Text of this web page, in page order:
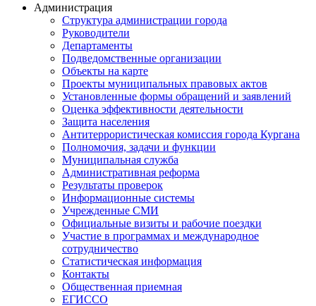
Администрация
Структура администрации города
Руководители
Департаменты
Подведомственные организации
Объекты на карте
Проекты муниципальных правовых актов
Установленные формы обращений и заявлений
Оценка эффективности деятельности
Защита населения
Антитеррористическая комиссия города Кургана
Полномочия, задачи и функции
Муниципальная служба
Административная реформа
Результаты проверок
Информационные системы
Учрежденные СМИ
Официальные визиты и рабочие поездки
Участие в программах и международное
сотрудничество
Статистическая информация
Контакты
Общественная приемная
ЕГИССО